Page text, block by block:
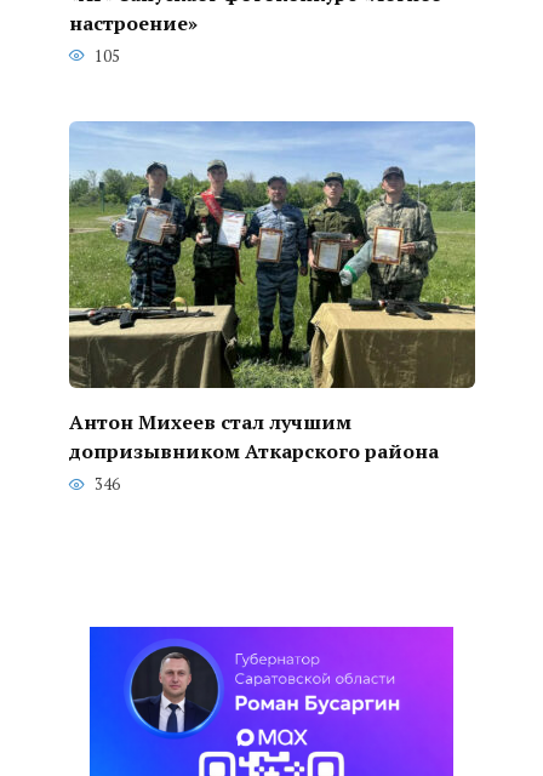
настроение»
105
Антон Михеев стал лучшим
допризывником Аткарского района
346